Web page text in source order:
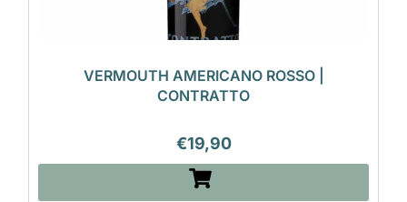
VERMOUTH AMERICANO ROSSO |
CONTRATTO
€19,90